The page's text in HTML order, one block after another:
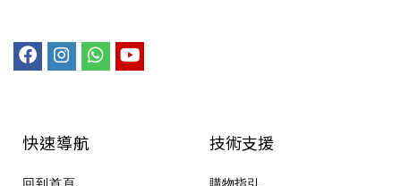
快速導航 技術支援​